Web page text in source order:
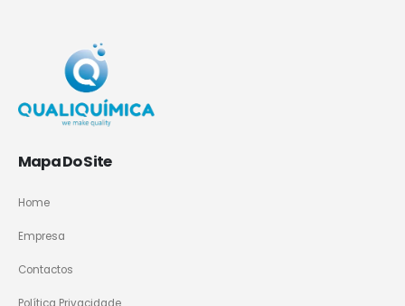
Mapa Do Site
Home
Empresa
Contactos